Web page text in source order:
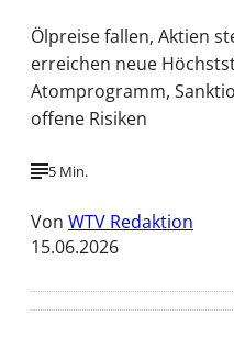
Ölpreise fallen, Aktien
erreichen neue
Atomprogramm,
offene Risiken
5 Min.
Von WTV Redaktion
15.06.2026